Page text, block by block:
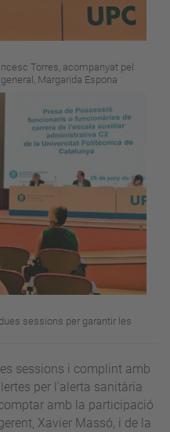
Torres, acompanyat pel
Margarida Espona
sessions per garantir les
sessions i complint amb
per l’alerta sanitària
amb la participació
Xavier Massó, i de la